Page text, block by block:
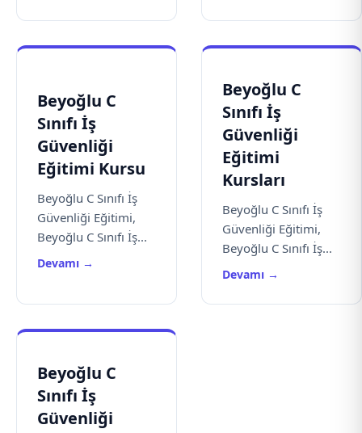
Beyoğlu C
Sınıfı İş
Güvenliği
Eğitimi Kursu
Beyoğlu C Sınıfı İş
Güvenliği Eğitimi,
Beyoğlu C Sınıfı İş...
Devamı →
Beyoğlu C
Sınıfı İş
Güvenliği
Eğitimi
Kursları
Beyoğlu C Sınıfı İş
Güvenliği Eğitimi,
Beyoğlu C Sınıfı İş...
Devamı →
Beyoğlu C
Sınıfı İş
Güvenliği